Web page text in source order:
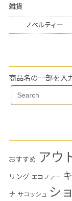
雑貨
ー ノベルティー
商品名の一部を入
Search
for:
おすすめ アウ
リング エコファー
ナ サコッシュ シ